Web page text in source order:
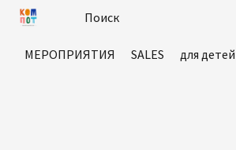
МЕРОПРИЯТИЯ SALES для детей